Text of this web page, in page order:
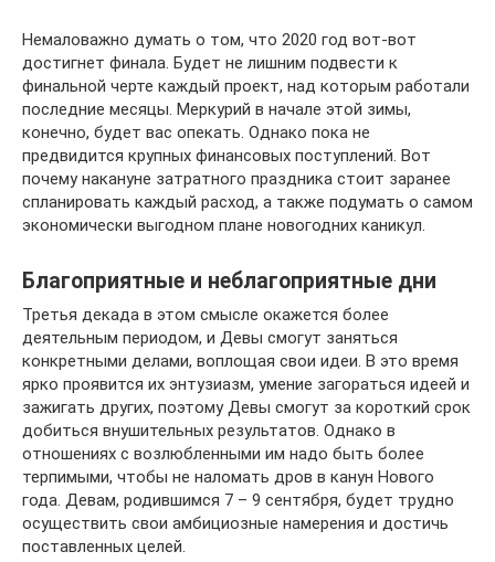
Немаловажно думать о том, что 2020 год вот-вот
достигнет финала. Будет не лишним подвести к
финальной черте каждый проект, над которым работали
последние месяцы. Меркурий в начале этой зимы,
конечно, будет вас опекать. Однако пока не
предвидится крупных финансовых поступлений. Вот
почему накануне затратного праздника стоит заранее
спланировать каждый расход, а также подумать о самом
экономически выгодном плане новогодних каникул.
Благоприятные и неблагоприятные дни
Третья декада в этом смысле окажется более
деятельным периодом, и Девы смогут заняться
конкретными делами, воплощая свои идеи. В это время
ярко проявится их энтузиазм, умение загораться идеей и
зажигать других, по­этому Девы смогут за короткий срок
добиться внушительных результатов. Однако в
отношениях с возлюбленными им надо быть более
терпимыми, чтобы не наломать дров в канун Нового
года. Девам, родившимся 7 – 9 сентября, будет трудно
осуществить свои амбициозные намерения и достичь
поставленных целей.